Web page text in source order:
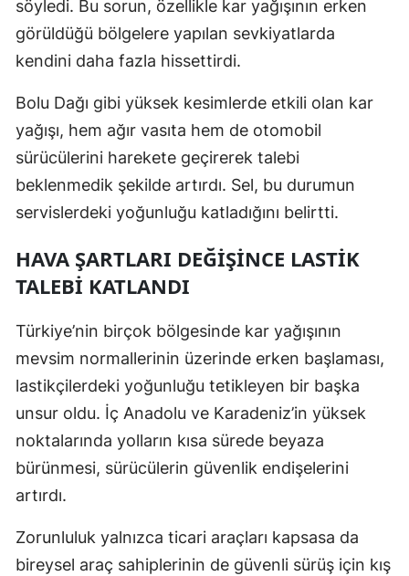
Yozgat
Aksaray
Karaman
Kırıkkale
Batman
Bartın
Ardahan
Iğdır
Yalova
Karabük
Osmaniye
söyledi. Bu sorun, özellikle kar yağışının erken
görüldüğü bölgelere yapılan sevkiyatlarda
kendini daha fazla hissettirdi.
Bolu Dağı gibi yüksek kesimlerde etkili olan kar
yağışı, hem ağır vasıta hem de otomobil
sürücülerini harekete geçirerek talebi
beklenmedik şekilde artırdı. Sel, bu durumun
servislerdeki yoğunluğu katladığını belirtti.
HAVA ŞARTLARI DEĞIŞINCE LASTIK
TALEBI KATLANDI
Türkiye’nin birçok bölgesinde kar yağışının
mevsim normallerinin üzerinde erken başlaması,
lastikçilerdeki yoğunluğu tetikleyen bir başka
unsur oldu. İç Anadolu ve Karadeniz’in yüksek
noktalarında yolların kısa sürede beyaza
bürünmesi, sürücülerin güvenlik endişelerini
artırdı.
Zorunluluk yalnızca ticari araçları kapsasa da
bireysel araç sahiplerinin de güvenli sürüş için kış